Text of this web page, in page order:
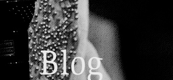
01. Home
02. Beginner's
Blog